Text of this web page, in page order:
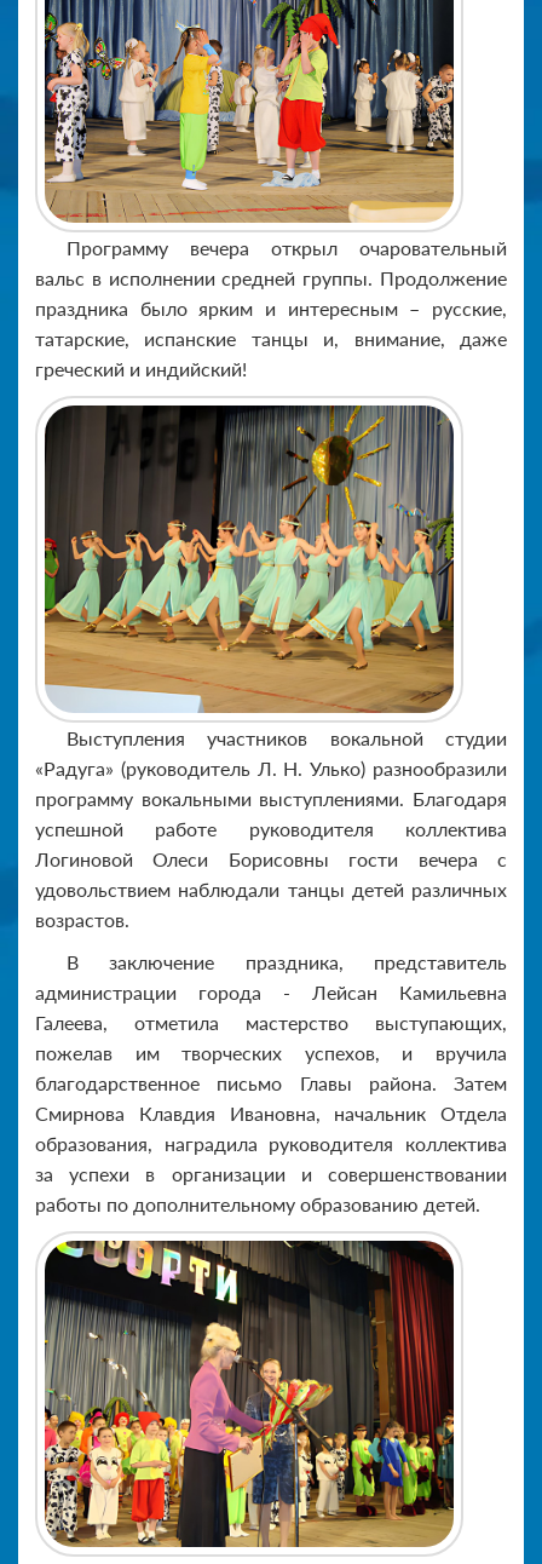
Программу вечера открыл очаровательный
вальс в исполнении средней группы. Продолжение
праздника было ярким и интересным – русские,
татарские, испанские танцы и, внимание, даже
греческий и индийский!
Выступления участников вокальной студии
«Радуга» (руководитель Л. Н. Улько) разнообразили
программу вокальными выступлениями. Благодаря
успешной работе руководителя коллектива
Логиновой Олеси Борисовны гости вечера с
удовольствием наблюдали танцы детей различных
возрастов.
В заключение праздника, представитель
администрации города - Лейсан Камильевна
Галеева, отметила мастерство выступающих,
пожелав им творческих успехов, и вручила
благодарственное письмо Главы района. Затем
Смирнова Клавдия Ивановна, начальник Отдела
образования, наградила руководителя коллектива
за успехи в организации и совершенствовании
работы по дополнительному образованию детей.